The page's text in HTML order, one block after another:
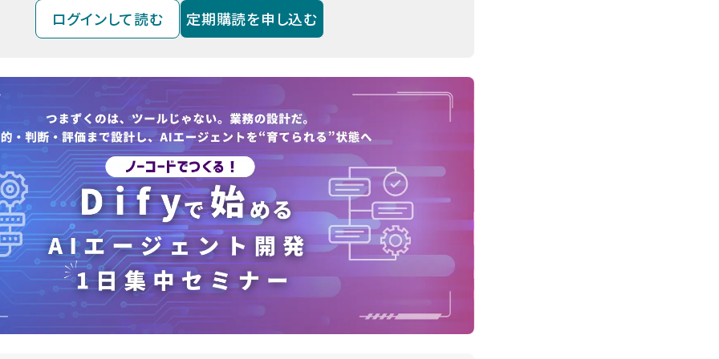
ログインして読む 定期購読を申し込む